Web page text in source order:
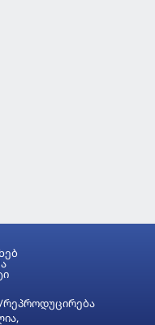
რეპროდუცირება